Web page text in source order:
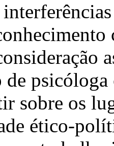
de
sobre os
ético-